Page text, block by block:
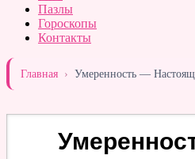
Пазлы
Гороскопы
Контакты
Главная › Умеренность —